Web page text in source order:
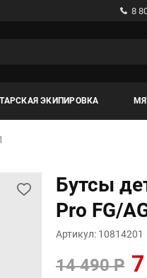
8
ЭКИПИРОВКА
Бутсы
Pro FG/
Артикул: 10814201
14 490 Р